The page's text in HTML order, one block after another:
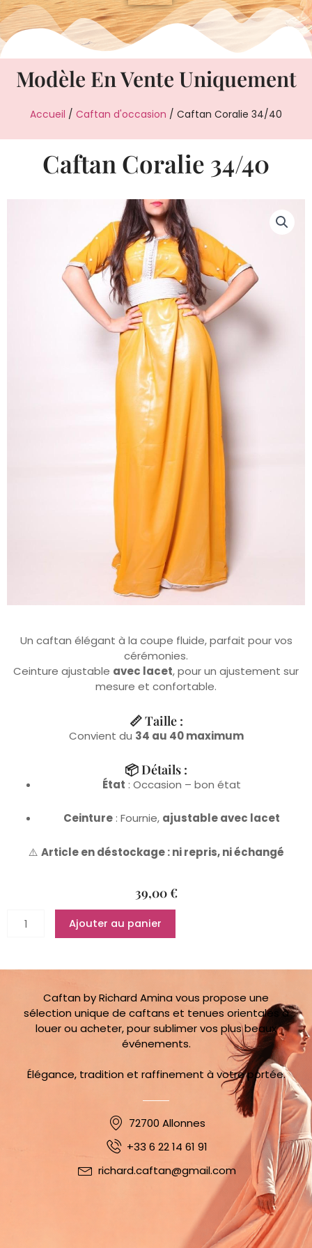
Modèle En Vente Uniquement
Accueil / Caftan d'occasion / Caftan Coralie 34/40
Caftan Coralie 34/40
Un caftan élégant à la coupe fluide, parfait pour vos
cérémonies.
Ceinture ajustable avec lacet, pour un ajustement sur
mesure et confortable.
📏 Taille :
Convient du 34 au 40 maximum
📦 Détails :
État : Occasion – bon état
Ceinture : Fournie, ajustable avec lacet
⚠️ Article en déstockage : ni repris, ni échangé
39,00€
quantité
Ajouter au panier
Caftan by Richard Amina vous propose une
sélection unique de caftans et tenues orientales à
louer ou acheter, pour sublimer vos plus beaux
événements.
Élégance, tradition et raffinement à votre portée.
72700 Allonnes
+33 6 22 14 61 91
richard.caftan@gmail.com